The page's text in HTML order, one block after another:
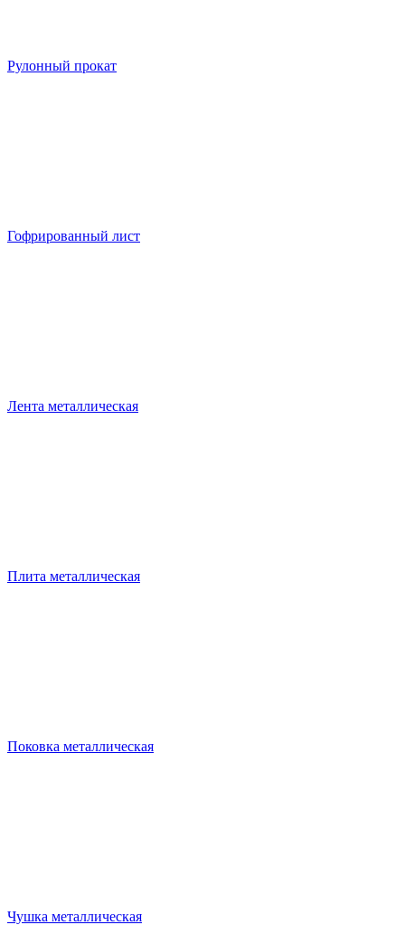
Рулонный прокат
Гофрированный лист
Лента металлическая
Плита металлическая
Поковка металлическая
Чушка металлическая